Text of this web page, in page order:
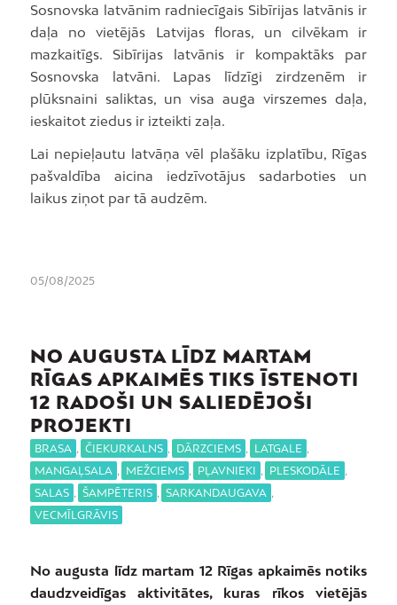
Sosnovska latvānim radniecīgais Sibīrijas latvānis ir
daļa no vietējās Latvijas floras, un cilvēkam ir
mazkaitīgs. Sibīrijas latvānis ir kompaktāks par
Sosnovska latvāni. Lapas līdzīgi zirdzenēm ir
plūksnaini saliktas, un visa auga virszemes daļa,
ieskaitot ziedus ir izteikti zaļa.
Lai nepieļautu latvāņa vēl plašāku izplatību, Rīgas
pašvaldība aicina iedzīvotājus sadarboties un
laikus ziņot par tā audzēm.
05/08/2025
NO AUGUSTA LĪDZ MARTAM
RĪGAS APKAIMĒS TIKS ĪSTENOTI
12 RADOŠI UN SALIEDĒJOŠI
PROJEKTI
BRASA , ČIEKURKALNS , DĀRZCIEMS , LATGALE ,
MANGAĻSALA , MEŽCIEMS , PĻAVNIEKI , PLESKODĀLE ,
SALAS , ŠAMPĒTERIS , SARKANDAUGAVA ,
VECMĪLGRĀVIS
No augusta līdz martam 12 Rīgas apkaimēs notiks
daudzveidīgas aktivitātes, kuras rīkos vietējās